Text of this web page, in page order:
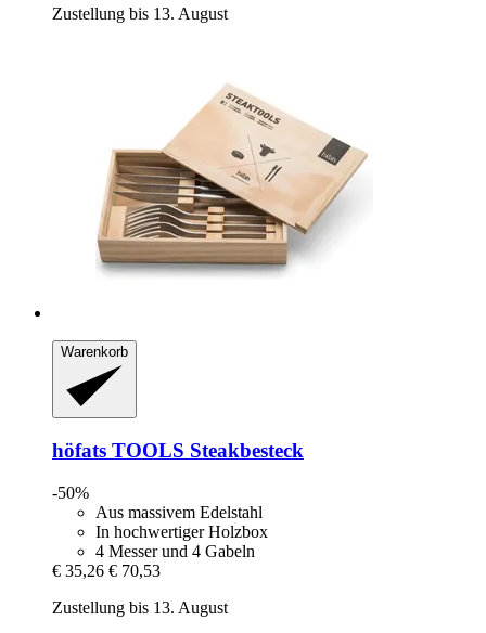
Zustellung bis 13. August
Warenkorb
höfats TOOLS Steakbesteck
-50%
Aus massivem Edelstahl
In hochwertiger Holzbox
4 Messer und 4 Gabeln
€ 35,26 € 70,53
Zustellung bis 13. August